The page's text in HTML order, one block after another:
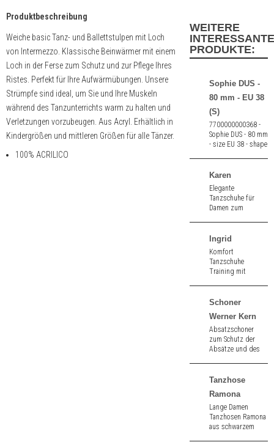
Produktbeschreibung
Weiche basic Tanz- und Ballettstulpen mit Loch
von Intermezzo. Klassische Beinwärmer mit einem
Loch in der Ferse zum Schutz und zur Pflege Ihres
Ristes. Perfekt für Ihre Aufwärmübungen. Unsere
Strümpfe sind ideal, um Sie und Ihre Muskeln
während des Tanzunterrichts warm zu halten und
Verletzungen vorzubeugen. Aus Acryl. Erhältlich in
Kindergrößen und mittleren Größen für alle Tänzer.
100% ACRILICO
WEITERE
INTERESSANTE
PRODUKTE:
Sophie DUS -
80 mm - EU 38
(S)
7700000000368 -
Sophie DUS - 80 mm
- size EU 38 - shape
Karen
Elegante
Tanzschuhe für
Damen zum
aus schwarz
Velours/Lack. 6,0
cm hoher Absatz.
Ingrid
Komfort
Tanzschuhe
Training mit
4,5 cm hoher
Schoner
Werner Kern
Absatzschoner
zum Schutz der
Absätze und des
Kunststoff der
Tanzhose
Ramona
Lange Damen
Tanzhosen Ramona
aus schwarzem